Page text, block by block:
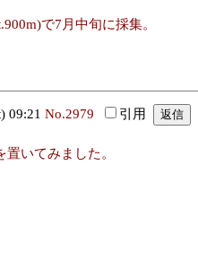
で7月中旬に採集。
09:21 No.2979 引用
いてみました。